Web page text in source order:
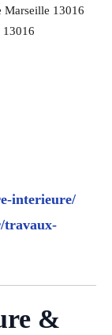
Marseille 13016
13016
interieure/
travaux-
&